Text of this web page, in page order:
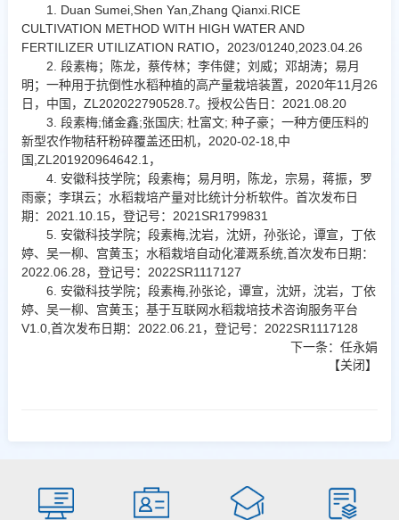
1. Duan Sumei,Shen Yan,Zhang Qianxi.RICE
CULTIVATION METHOD WITH HIGH WATER AND
FERTILIZER UTILIZATION RATIO，2023/01240,2023.04.26
2. 段素梅；陈龙，蔡传林；李伟健；刘威；邓胡涛；易月
明；一种用于抗倒性水稻种植的高产量栽培装置，2020年11月26
日，中国，ZL202022790528.7。授权公告日：2021.08.20
3. 段素梅;储金鑫;张国庆; 杜富文; 种子豪；一种方便压料的
新型农作物秸秆粉碎覆盖还田机，2020-02-18,中
国,ZL201920964642.1，
4. 安徽科技学院；段素梅；易月明，陈龙，宗易，蒋振，罗
雨豪；李琪云；水稻栽培产量对比统计分析软件。首次发布日
期：2021.10.15，登记号：2021SR1799831
5. 安徽科技学院；段素梅,沈岩，沈妍，孙张论，谭宣，丁依
婷、吴一柳、宫黄玉；水稻栽培自动化灌溉系统,首次发布日期：
2022.06.28，登记号：2022SR1117127
6. 安徽科技学院；段素梅,孙张论，谭宣，沈妍，沈岩，丁依
婷、吴一柳、宫黄玉；基于互联网水稻栽培技术咨询服务平台
V1.0,首次发布日期：2022.06.21，登记号：2022SR1117128
下一条：任永娟
【关闭】